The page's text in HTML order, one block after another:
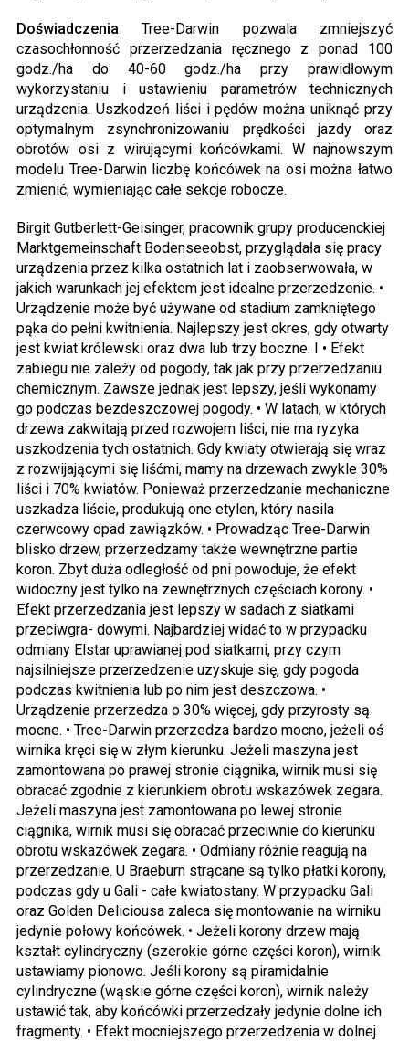
Doświadczenia Tree-Darwin pozwala zmniejszyć
czasochłonność przerzedzania ręcznego z ponad 100
godz./ha do 40-60 godz./ha przy prawidłowym
wykorzystaniu i ustawieniu parametrów technicznych
urządzenia. Uszkodzeń liści i pędów można uniknąć przy
optymalnym zsynchronizowaniu prędkości jazdy oraz
obrotów osi z wirującymi końcówkami. W najnowszym
modelu Tree-Darwin liczbę końcówek na osi można łatwo
zmienić, wymieniając całe sekcje robocze.
Birgit Gutberlett-Geisinger, pracownik grupy producenckiej
Marktgemeinschaft Bodenseeobst, przyglądała się pracy
urządzenia przez kilka ostatnich lat i zaobserwowała, w
jakich warunkach jej efektem jest idealne przerzedzenie. •
Urządzenie może być używane od stadium zamkniętego
pąka do pełni kwitnienia. Najlepszy jest okres, gdy otwarty
jest kwiat królewski oraz dwa lub trzy boczne. I • Efekt
zabiegu nie zależy od pogody, tak jak przy przerzedzaniu
chemicznym. Zawsze jednak jest lepszy, jeśli wykonamy
go podczas bezdeszczowej pogody. • W latach, w których
drzewa zakwitają przed rozwojem liści, nie ma ryzyka
uszkodzenia tych ostatnich. Gdy kwiaty otwierają się wraz
z rozwijającymi się liśćmi, mamy na drzewach zwykle 30%
liści i 70% kwiatów. Ponieważ przerzedzanie mechaniczne
uszkadza liście, produkują one etylen, który nasila
czerwcowy opad zawiązków. • Prowadząc Tree-Darwin
blisko drzew, przerzedzamy także wewnętrzne partie
koron. Zbyt duża odległość od pni powoduje, że efekt
widoczny jest tylko na zewnętrznych częściach korony. •
Efekt przerzedzania jest lepszy w sadach z siatkami
przeciwgra- dowymi. Najbardziej widać to w przypadku
odmiany Elstar uprawianej pod siatkami, przy czym
najsilniejsze przerzedzenie uzyskuje się, gdy pogoda
podczas kwitnienia lub po nim jest deszczowa. •
Urządzenie przerzedza o 30% więcej, gdy przyrosty są
mocne. • Tree-Darwin przerzedza bardzo mocno, jeżeli oś
wirnika kręci się w złym kierunku. Jeżeli maszyna jest
zamontowana po prawej stronie ciągnika, wirnik musi się
obracać zgodnie z kierunkiem obrotu wskazówek zegara.
Jeżeli maszyna jest zamontowana po lewej stronie
ciągnika, wirnik musi się obracać przeciwnie do kierunku
obrotu wskazówek zegara. • Odmiany różnie reagują na
przerzedzanie. U Braeburn strącane są tylko płatki korony,
podczas gdy u Gali - całe kwiatostany. W przypadku Gali
oraz Golden Deliciousa zaleca się montowanie na wirniku
jedynie połowy końcówek. • Jeżeli korony drzew mają
kształt cylindryczny (szerokie górne części koron), wirnik
ustawiamy pionowo. Jeśli korony są piramidalnie
cylindryczne (wąskie górne części koron), wirnik należy
ustawić tak, aby końcówki przerzedzały jedynie dolne ich
fragmenty. • Efekt mocniejszego przerzedzenia w dolnej